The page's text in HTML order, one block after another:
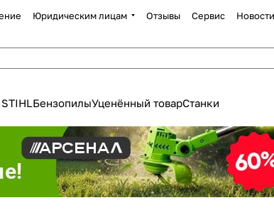
Юридическим лицам Отзывы Сервис Новости
БензопилыУценённый товарСтанки
всех банков